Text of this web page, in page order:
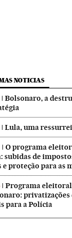
NOTICIAS
Bolsonaro, a
Lula, uma
O programa
subidas de
e proteção para as
Programa
para a Polícia